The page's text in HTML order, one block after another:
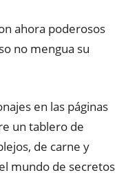
ahora poderosos
no mengua su
en las páginas
un tablero de
de carne y
mundo de secretos